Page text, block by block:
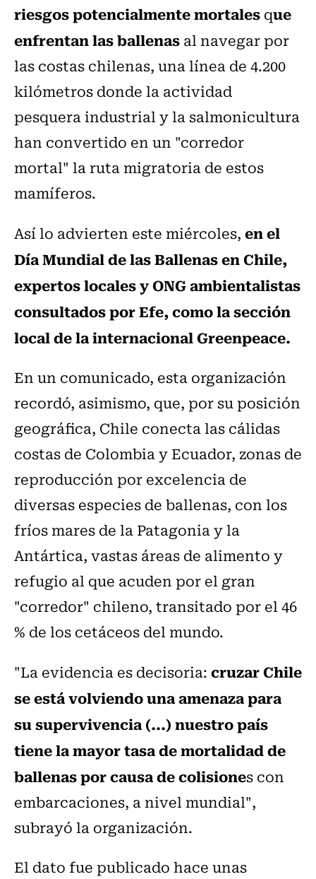
riesgos potencialmente mortalesque
enfrentan las ballenasal navegar por
las costas chilenas, una línea de 4.200
kilómetros donde la actividad
pesquera industrial y la salmonicultura
han convertido en un "corredor
mortal" la ruta migratoria de estos
mamíferos.
Así lo advierten este miércoles,en el
Día Mundial de las Ballenas en Chile,
expertos locales y ONG ambientalistas
consultados por Efe, como la sección
local de la internacional Greenpeace.
En un comunicado, esta organización
recordó, asimismo, que, por su posición
geográfica, Chile conecta las cálidas
costas de Colombia y Ecuador, zonas de
reproducción por excelencia de
diversas especies de ballenas, con los
fríos mares de la Patagonia y la
Antártica, vastas áreas de alimento y
refugio al que acuden por el gran
"corredor" chileno, transitado por el 46
% de los cetáceos del mundo.
"La evidencia es decisoria:cruzar Chile
se está volviendo una amenaza para
su supervivencia (...) nuestro país
tiene la mayor tasa de mortalidad de
ballenas por causa de colisiones con
embarcaciones, a nivel mundial",
subrayó la organización.
El dato fue publicado hace unas